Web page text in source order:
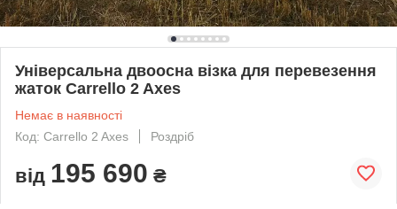
Універсальна двоосна візка для перевезення
жаток Carrello 2 Axes
Немає в наявності
Код: Carrello 2 Axes
Роздріб
від 195 690 ₴